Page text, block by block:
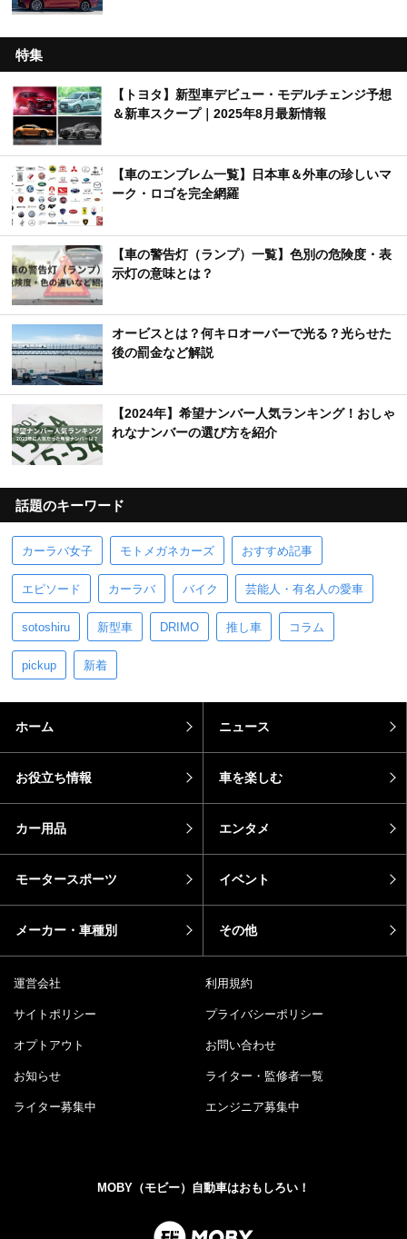
特集
【トヨタ】新型車デビュー・モデルチェンジ予想
＆新車スクープ｜2025年8月最新情報
【車のエンブレム一覧】日本車＆外車の珍しいマ
ーク・ロゴを完全網羅
【車の警告灯（ランプ）一覧】色別の危険度・表
示灯の意味とは？
オービスとは？何キロオーバーで光る？光らせた
後の罰金など解説
【2024年】希望ナンバー人気ランキング！おしゃ
れなナンバーの選び方を紹介
話題のキーワード
カーラバ女子 モトメガネカーズ おすすめ記事
エピソード カーラバ バイク 芸能人・有名人の愛車
sotoshiru 新型車 DRIMO 推し車 コラム
pickup 新着
ホーム ニュース
お役立ち情報 車を楽しむ
カー用品 エンタメ
モータースポーツ イベント
メーカー・車種別 その他
運営会社 利用規約
サイトポリシー プライバシーポリシー
オプトアウト お問い合わせ
お知らせ ライター・監修者一覧
ライター募集中 エンジニア募集中
MOBY（モビー）自動車はおもしろい！